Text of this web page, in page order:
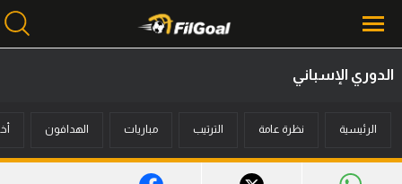
أخبار
الدوري الإسباني
الرئيسية نظرة عامة الترتيب مباريات الهدافون